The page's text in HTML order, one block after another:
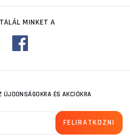
MINKET A
ÉS AKCIÓKRA